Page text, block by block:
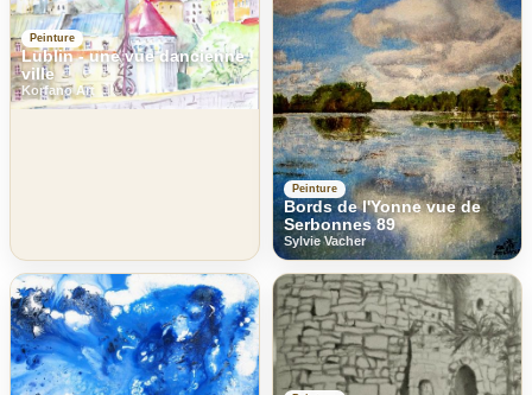
Peinture
Lublin - une vue dancienne
ville
Korfano Art
Peinture
Bords de l'Yonne vue de
Serbonnes 89
Sylvie Vacher